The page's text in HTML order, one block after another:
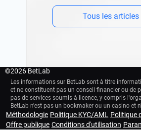
Tous les articles
©2026 BetLab
Les informations sur BetLab sont à titre
et ne constituent pas un conseil financier ou de
pas de services soumis à licence, y compris
BetLab n'est pas un bookmaker ou un casino et
18+Plateforme éducative d'analyse
Méthodologie Politique KYC/AML
Politique
Offre publique Conditions d'utilisation